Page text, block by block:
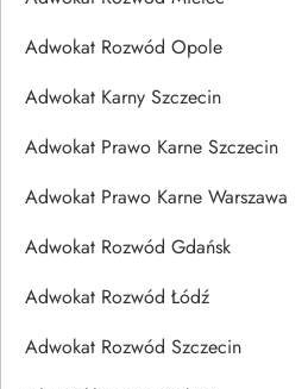
Adwokat Rozwód Opole
Adwokat Karny Szczecin
Adwokat Prawo Karne Szczecin
Adwokat Prawo Karne Warszawa
Adwokat Rozwód Gdańsk
Adwokat Rozwód Łódź
Adwokat Rozwód Szczecin